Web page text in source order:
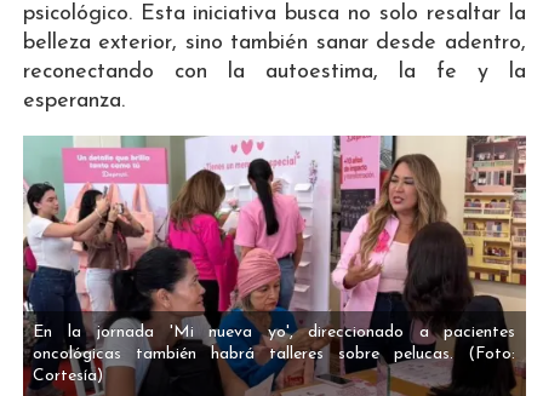
psicológico. Esta iniciativa busca no solo resaltar la
belleza exterior, sino también sanar desde adentro,
reconectando con la autoestima, la fe y la
esperanza.
En la jornada 'Mi nueva yo', direccionado a pacientes
oncológicas también habrá talleres sobre pelucas. (Foto:
Cortesía)